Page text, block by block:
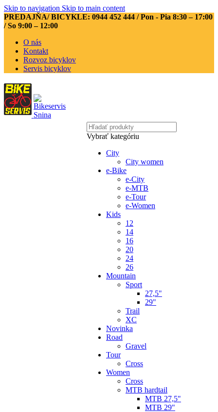
Skip to navigation Skip to main content
PREDAJŇA/ BICYKLE: 0944 452 444 / Pon - Pia 8:30 – 17:00
/ So 9:00 – 12:00
O nás
Kontakt
Rozvoz bicyklov
Servis bicyklov
Vybrať kategóriu
City
City women
e-Bike
e-City
e-MTB
e-Tour
e-Women
Kids
12
14
16
20
24
26
Mountain
Sport
27,5"
29"
Trail
XC
Novinka
Road
Gravel
Tour
Cross
Women
Cross
MTB hardtail
MTB 27,5"
MTB 29"